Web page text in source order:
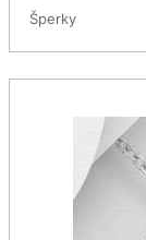
Šperky